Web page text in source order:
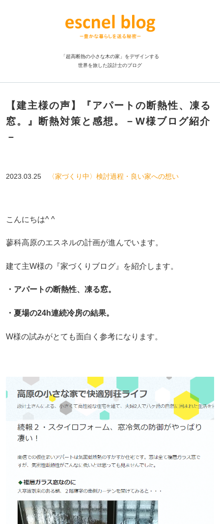
「超高断熱の小さな木の家」をデザインする
世界を旅した設計士のブログ
【建主様の声】『アパートの断熱性、凍る
窓。』断熱対策と感想。－W様ブログ紹介
－
2023.03.25 〈家づくり中〉検討過程・良い家への想い
こんにちは^ ^
蓼科高原のエスネルの計画が進んでいます。
建て主W様の『家づくりブログ』を紹介します。
・アパートの断熱性、凍る窓。
・夏場の24h連続冷房の結果。
W様の試みがとても面白く参考になります。